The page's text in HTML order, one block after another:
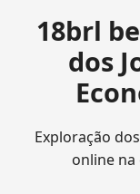
18brl
dos
Exploração
online na